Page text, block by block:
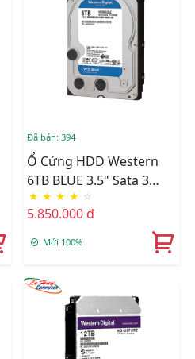
Đã bán: 394
Ổ Cứng HDD Western
6TB BLUE 3.5" Sata 3
(6Gb/s) - 5400
Rpm,256M- WD60EZAZ
★ ★ ★ ★ ☆
5.850.000 đ
Mới 100%